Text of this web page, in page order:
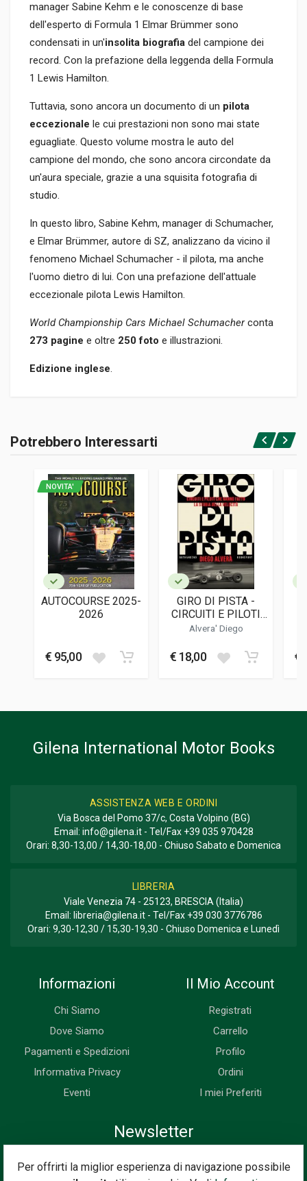
manager Sabine Kehm e le conoscenze di base
dell'esperto di Formula 1 Elmar Brümmer sono
condensati in un'insolita biografia del campione dei
record. Con la prefazione della leggenda della Formula
1 Lewis Hamilton.
Tuttavia, sono ancora un documento di un pilota
eccezionale le cui prestazioni non sono mai state
eguagliate. Questo volume mostra le auto del
campione del mondo, che sono ancora circondate da
un'aura speciale, grazie a una squisita fotografia di
studio.
In questo libro, Sabine Kehm, manager di Schumacher,
e Elmar Brümmer, autore di SZ, analizzano da vicino il
fenomeno Michael Schumacher - il pilota, ma anche
l'uomo dietro di lui. Con una prefazione dell'attuale
eccezionale pilota Lewis Hamilton.
World Championship Cars Michael Schumacherconta
273 pagine e oltre 250 foto e illustrazioni.
Edizione inglese.
Rilegato
9783667129734
Delius Klasing
LINGUA DEL TESTO
29,5 x 29,5 x 3 cm
Accedi o registrati
Potrebbero Interessarti
NOVITA'
AUTOCOURSE 2025-
2026
€ 95,00
GIRO DI PISTA -
CIRCUITI E PILOTI
CHE HANNO FATTO
VELOCIT·
Alvera' Diego
€ 18,00 €
Per offrirti la miglior esperienza di navigazione possibile
Gilena International Motor Books
ASSISTENZA WEB E ORDINI
Via Bosca del Pomo 37/c, Costa Volpino (BG)
Email: info@gilena.it- Tel/Fax +39 035 970428
Orari: 8,30-13,00 / 14,30-18,00 - Chiuso Sabato e Domenica
LIBRERIA
Viale Venezia 74 - 25123, BRESCIA (Italia)
Email: libreria@gilena.it- Tel/Fax +39 030 3776786
Orari: 9,30-12,30 / 15,30-19,30 - Chiuso Domenica e Lunedì
Informazioni
Chi Siamo
Dove Siamo
Pagamenti e Spedizioni
Informativa Privacy
Eventi
Il Mio Account
Registrati
Carrello
Profilo
Ordini
I miei Preferiti
Newsletter
Iscriviti subito alla nostra newsletter. Riceverai prima di tutti le
novità, le offerte, i prossimi eventi...